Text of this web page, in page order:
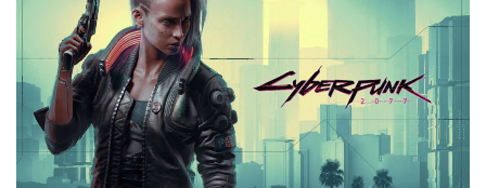
Seriály
Hry
Cool Esport